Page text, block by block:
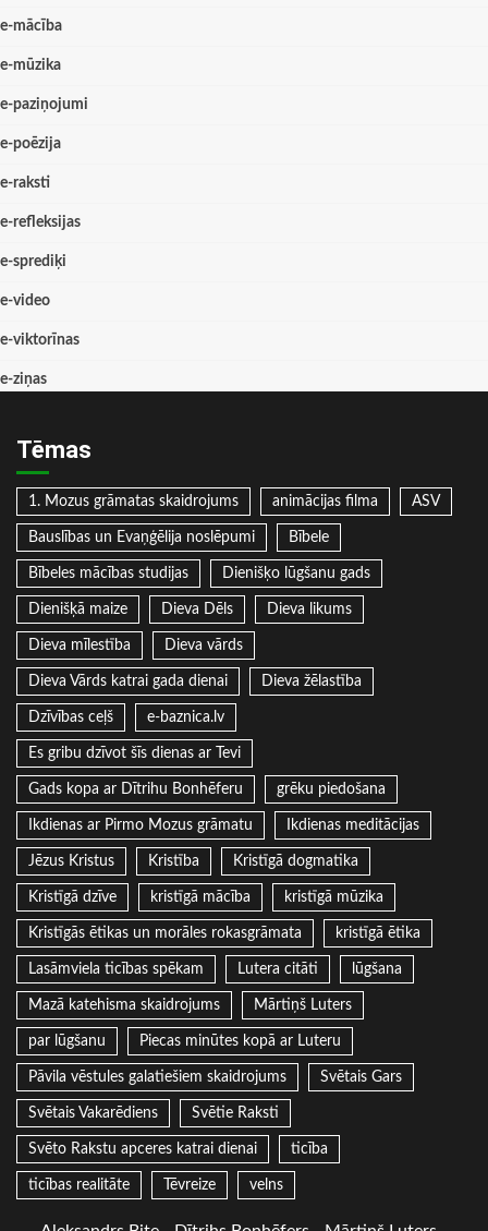
e-mācība
e-mūzika
e-paziņojumi
e-poēzija
e-raksti
e-refleksijas
e-sprediķi
e-video
e-viktorīnas
e-ziņas
Tēmas
1. Mozus grāmatas skaidrojums animācijas filma ASV
Bauslības un Evaņģēlija noslēpumi Bībele
Bībeles mācības studijas Dienišķo lūgšanu gads
Dienišķā maize Dieva Dēls Dieva likums
Dieva mīlestība Dieva vārds
Dieva Vārds katrai gada dienai Dieva žēlastība
Dzīvības ceļš e-baznica.lv
Es gribu dzīvot šīs dienas ar Tevi
Gads kopa ar Dītrihu Bonhēferu grēku piedošana
Ikdienas ar Pirmo Mozus grāmatu Ikdienas meditācijas
Jēzus Kristus Kristība Kristīgā dogmatika
Kristīgā dzīve kristīgā mācība kristīgā mūzika
Kristīgās ētikas un morāles rokasgrāmata kristīgā ētika
Lasāmviela ticības spēkam Lutera citāti lūgšana
Mazā katehisma skaidrojums Mārtiņš Luters
par lūgšanu Piecas minūtes kopā ar Luteru
Pāvila vēstules galatiešiem skaidrojums Svētais Gars
Svētais Vakarēdiens Svētie Raksti
Svēto Rakstu apceres katrai dienai ticība
ticības realitāte Tēvreize velns